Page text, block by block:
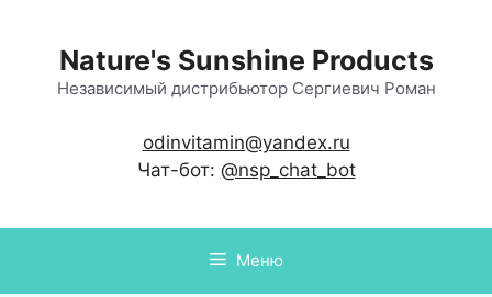
содержимому
Nature's Sunshine Products
Независимый дистрибьютор Сергиевич Роман
odinvitamin@yandex.ru
Чат-бот: @nsp_chat_bot
Меню